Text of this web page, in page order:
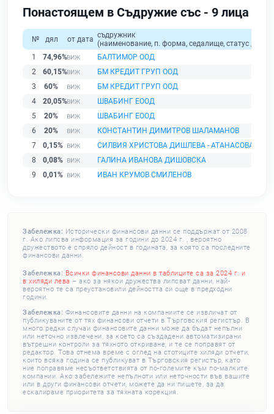
Понастоящем в Съдружие със - 9 лица
№ дял от дата съдружник
(наименование, п. форма, седалище, статус /
1
74,96%
БАЛТИМОР ООД
2
60,15%
БМ КРЕДИТ ГРУП ООД
3
60%
БМ КРЕДИТ ГРУП ООД
4
20,05%
ШВАБИНГ ЕООД
5
20%
ШВАБИНГ ЕООД
6
20%
КОНСТАНТИН ДИМИТРОВ ШАЛАМАНОВ
7
0,15%
СИЛВИЯ ХРИСТОВА ДИШЛЕВА - АТАНАСОВА
8
0,08%
ГАЛИНА ИВАНОВА ДИШОВСКА
9
0,01% ИВАН КРУМОВ СМИЛЕНОВ
Забележка: Исторически финансови данни се поддържат от 2008
г. Ако липсва информация за години до 2024 г. , вероятно
дружеството е спряло дейност в годината, за която са последните
финансови данни.
Забележка: Всички финансови данни в таблиците са за 2024 г. и
в хиляди лева – ако за някои дружества липсват данни, най-
вероятно те са преустановили дейността си още в предходни
години.
Забележка: Финансовите данни на компаниите се извличат от
публикуваните от тях финансови отчети в Търговския регистър. В
много редки случаи финансовите данни може да бъдат непълни
или неточно извлечени, за което са създадени автоматизирани
вътрешни контроли за тяхното откриване, и те се поправят от
редактор. Това отнема време с оглед на стотиците хиляди отчети,
които всяка година се публикуват в Търговския регистър, като
ние поправяме несъответствията от по-големите към по-малките
компании. Ако забележите непълноти или неточности във вашите
или в други финансови отчети, можете да ни пишете, за да
ескалираме приоритета за тяхната корекция.